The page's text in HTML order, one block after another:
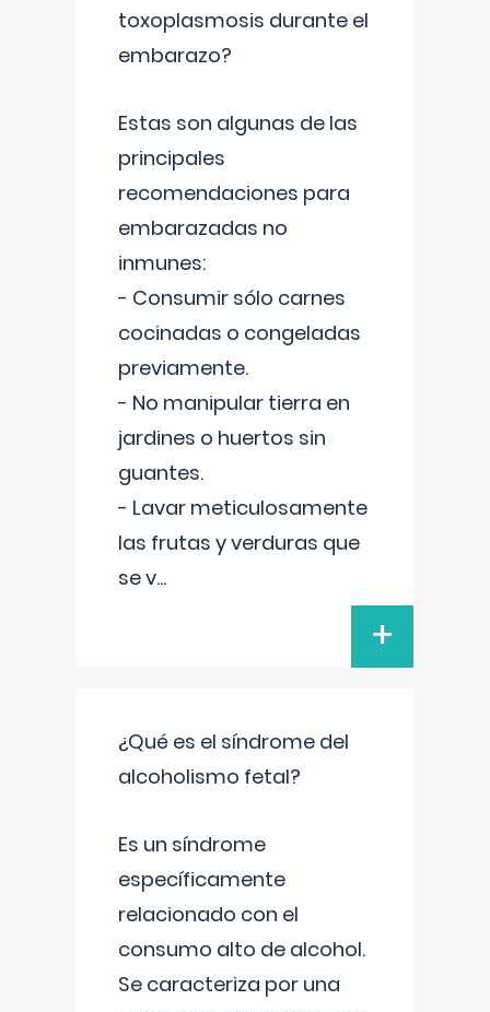
toxoplasmosis durante el
embarazo?
Estas son algunas de las
principales
recomendaciones para
embarazadas no
inmunes:
- Consumir sólo carnes
cocinadas o congeladas
previamente.
- No manipular tierra en
jardines o huertos sin
guantes.
- Lavar meticulosamente
las frutas y verduras que
se v...
+
¿Qué es el síndrome del
alcoholismo fetal?
Es un síndrome
específicamente
relacionado con el
consumo alto de alcohol.
Se caracteriza por una